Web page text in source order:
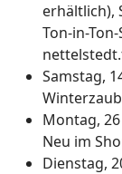
erhältlich),
Ton-in-
Samstag,
Montag,
Neu im
Dienstag,